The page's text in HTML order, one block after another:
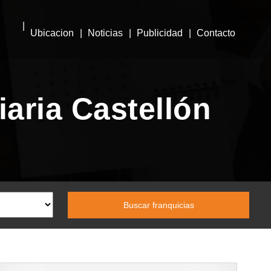
Ubicacion Noticias Publicidad Contacto
Castellón